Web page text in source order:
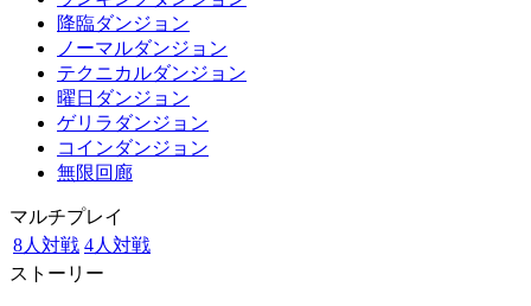
降臨ダンジョン
ノーマルダンジョン
テクニカルダンジョン
曜日ダンジョン
ゲリラダンジョン
コインダンジョン
無限回廊
マルチプレイ
8人対戦 4人対戦
ストーリー